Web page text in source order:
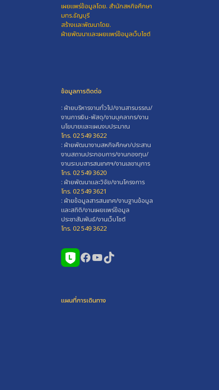
เผยแพร่ข้อมูลโดย. สำนักสหกิจศึกษา
มทร.ธัญบุรี
สร้างและพัฒนาโดย.
ฝ่ายพัฒนาและเผยแพร่ข้อมูลเว็บไซต์
ข้อมูลการติดต่อ
: ฝ่ายบริหารงานทั่วไป/งานสารบรรณ/
งานการเงิน-พัสดุ/งานบุคลากร/งาน
นโยบายและแผนงบประมาณ
โทร. 02 549 3622
: ฝ่ายพัฒนางานสหกิจศึกษา/ประสาน
งานสถานประกอบการ/งานกองทุน/
งานระบบสารสนเทศฯ/งานเลขานุการ
โทร. 02 549 3620
: ฝ่ายพัฒนาและวิจัย/งานโครงการ
โทร. 02 549 3621
: ฝ่ายข้อมูลสารสนเทศ/งานฐานข้อมูล
และสถิติ/งานเผยแพร่ข้อมูล
ประชาสัมพันธ์/งานเว็บไซต์
โทร. 02 549 3622
Facebook
YouTube
TikTok
แผนที่การเดินทาง